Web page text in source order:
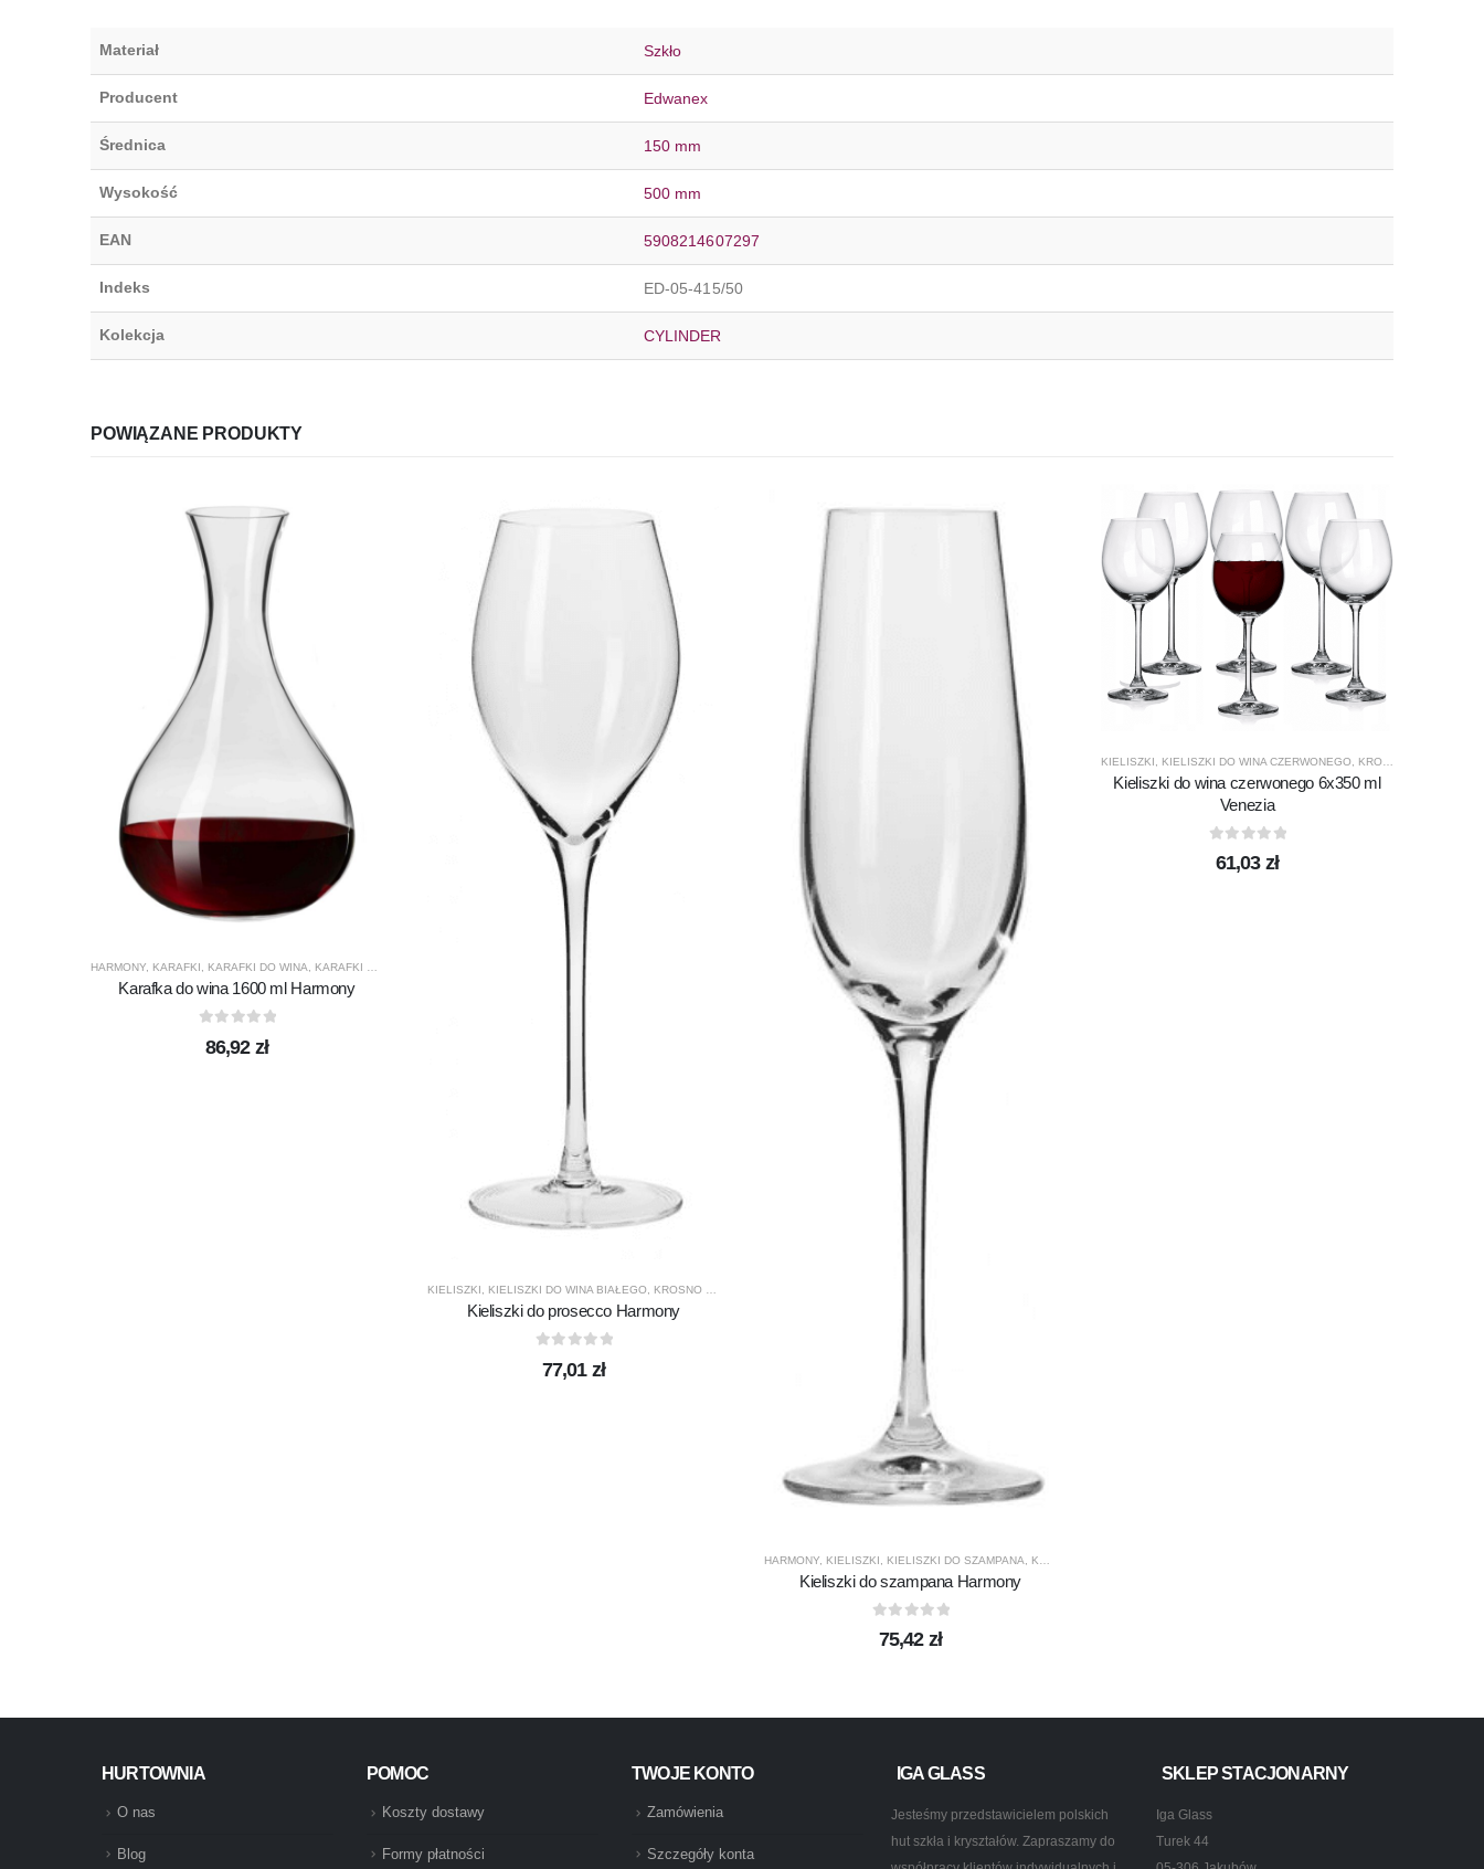
Materiał Szkło
Producent Edwanex
Średnica 150 mm
Wysokość 500 mm
EAN 5908214607297
Indeks ED-05-415/50
Kolekcja CYLINDER
POWIĄZANE PRODUKTY
HARMONY KARAFKI KARAFKI DO WINA KARAFKI DO WODY PRODUCENCI
Karafka do wina 1600 ml Harmony
86,92 zł
KIELISZKI , KIELISZKI DO WINA BIAŁEGO, KROSNO GLASS
Kieliszki do prosecco Harmony
77,01 zł
HARMONY KIELISZKI KIELISZKI DO SZAMPANA KROSNO GLASS
Kieliszki do szampana Harmony
75,42 zł
KIELISZKI KIELISZKI DO WINA CZERWONEGO KROSNO GLASS
Kieliszki do wina czerwonego 6x350 ml
Venezia
61,03 zł
HURTOWNIA
O nas
Blog
POMOC
Koszty dostawy
Formy płatności
TWOJE KONTO
Zamówienia
Szczegóły konta
IGA GLASS
Jesteśmy przedstawicielem polskich
hut szkła i kryształów. Zapraszamy do
SKLEP STACJONARNY
Iga Glass
Turek 44